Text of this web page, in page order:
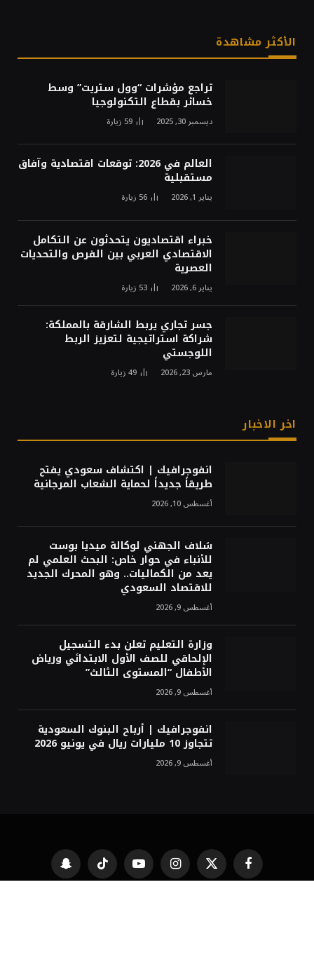
الأكثر مشاهدة
تراجع مؤشرات “وول ستريت” وسط
خسائر بقطاع التكنولوجيا
ديسمبر 30, 2025 59 زيارة
العالم في 2026: توقعات اقتصادية وآفاق
مستقبلية
يناير 1, 2026 56 زيارة
خبراء اقتصاديون يتحدثون عن التكامل
الاقتصادي العربي بين الفرص والتحديات
العصرية
يناير 6, 2026 53 زيارة
جسر تجاري يربط الشارقة بالمملكة:
شراكة استراتيجية لتعزيز الربط
اللوجستي
مارس 23, 2026 49زيارة
اخر الاخبار
انفوجرافيك | اكتشاف سعودي يفتح
طريقاً جديداً لحماية الشعاب المرجانية
أغسطس 10, 2026
سُلاف الجهني لوكالة ميديا بوست
للأنباء في حوار خاص: البحث العلمي لم
يعد من الكماليات.. وهو المحرك الجديد
للاقتصاد السعودي
أغسطس 9, 2026
وزارة التعليم تعلن بدء التسجيل
الإلحاقي للصف الأول الابتدائي ورياض
الأطفال “المستوى الثالث”
أغسطس 9, 2026
انفوجرافيك | أرباح البنوك السعودية
تتجاوز 10 مليارات ريال في يونيو 2026
أغسطس 9, 2026
فيسبوك X
(Twitter)
الانستغراميوتيوب تيكتوك Snapchat